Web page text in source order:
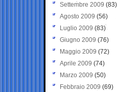
Settembre 2009 (83)
Agosto 2009 (56)
Luglio 2009 (83)
Giugno 2009 (76)
Maggio 2009 (72)
Aprile 2009 (74)
Marzo 2009 (50)
Febbraio 2009 (69)